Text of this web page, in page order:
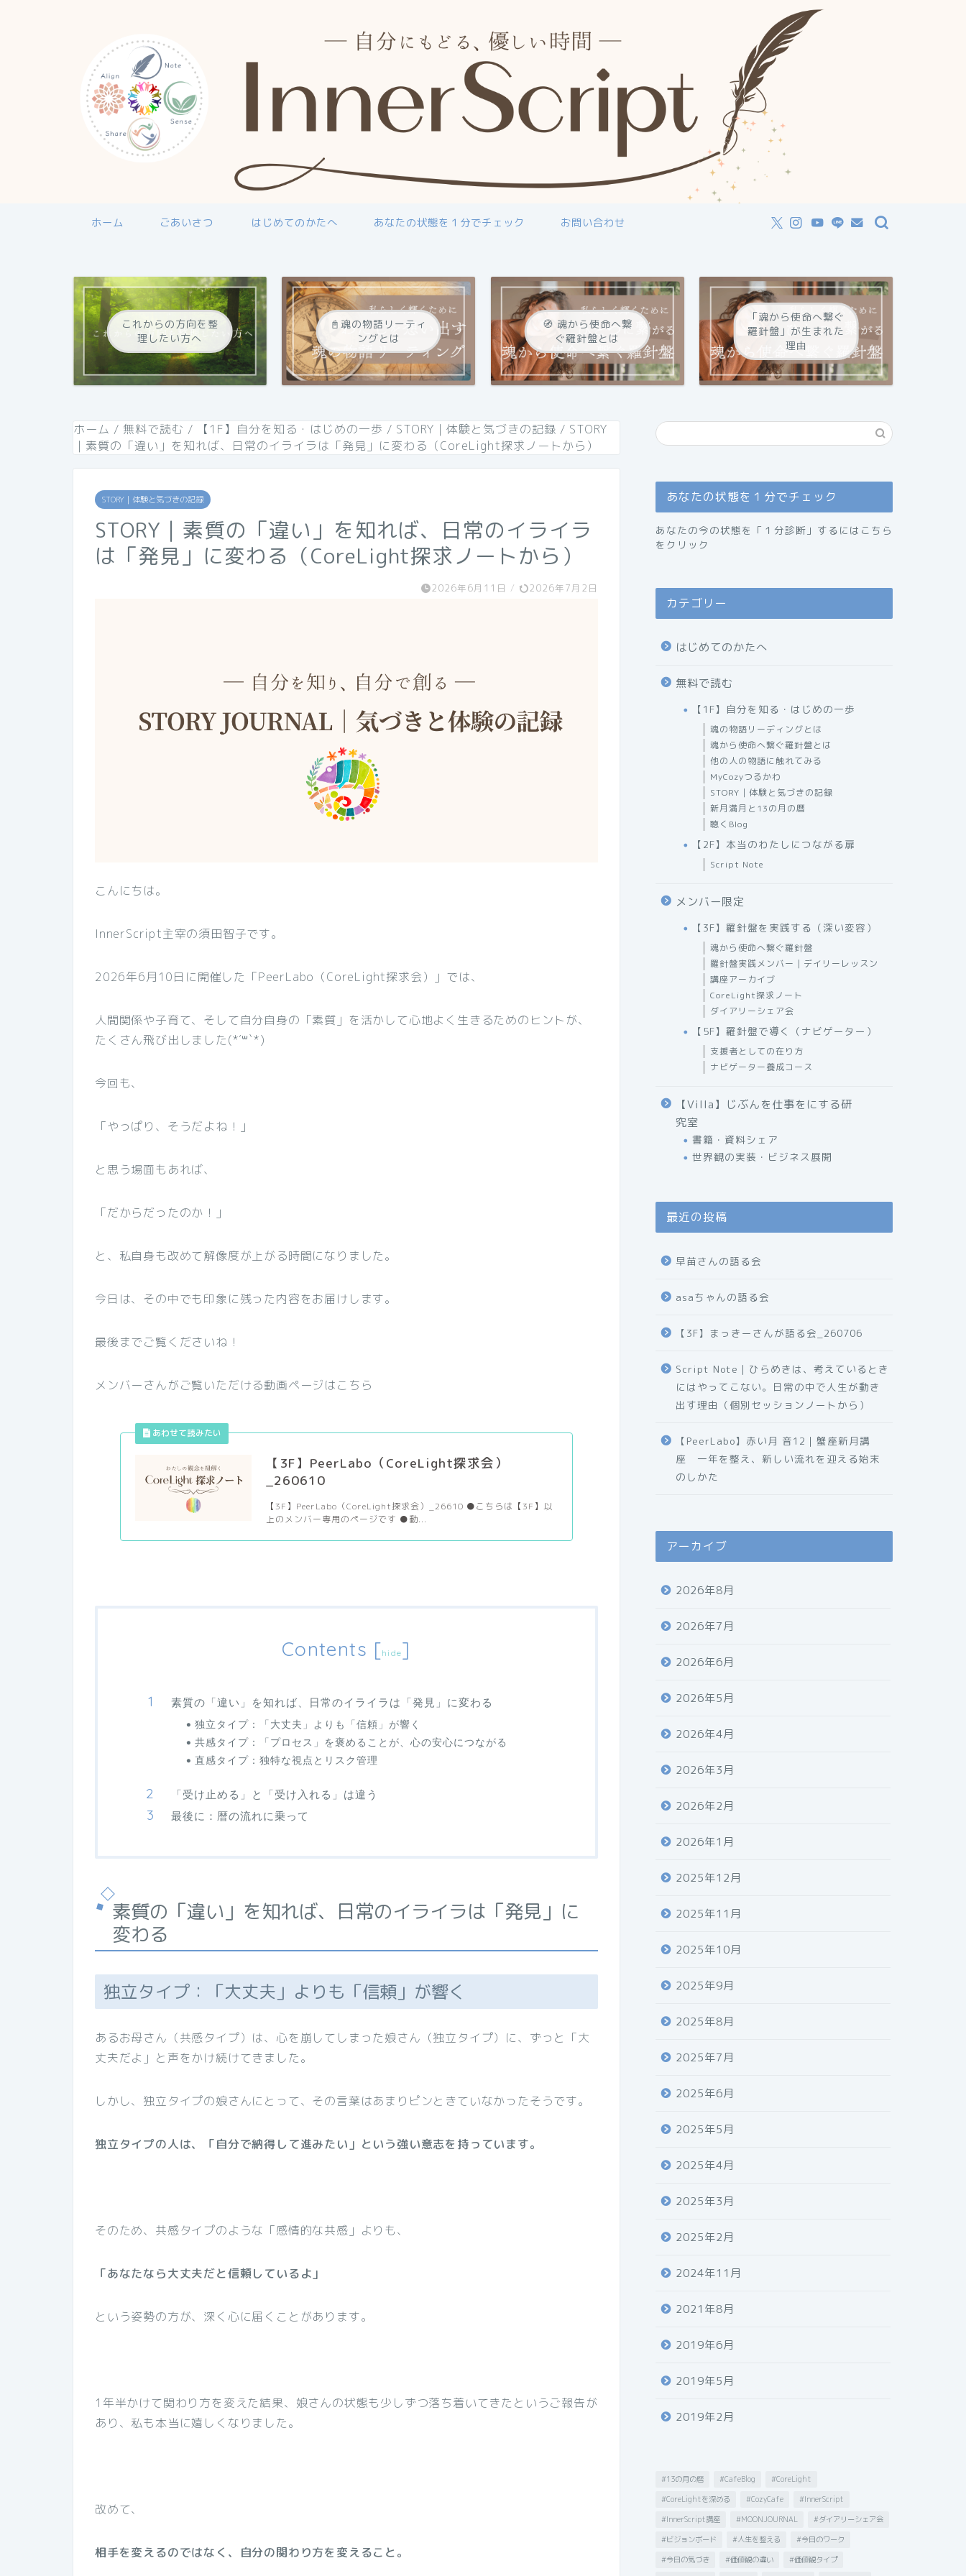
ホーム ごあいさつ はじめてのかたへ あなたの状態を１分でチェック お問い合わせ
これからの方向を整
理したい方へ
📓魂の物語リーティ
ングとは
🧭 魂から使命へ繋
ぐ羅針盤とは
「魂から使命へ繋ぐ
羅針盤」が生まれた
理由
ホーム / 無料で読む / 【1F】自分を知る・はじめの一歩 / STORY｜体験と気づきの記録 / STORY
｜素質の「違い」を知れば、日常のイライラは「発見」に変わる（CoreLight探求ノートから）
STORY｜体験と気づきの記録
STORY｜素質の「違い」を知れば、日常のイライラ
は「発見」に変わる（CoreLight探求ノートから）
2026年6月11日 / 2026年7月2日
こんにちは。
InnerScript主宰の須田智子です。
2026年6月10日に開催した「PeerLabo（CoreLight探求会）」では、
人間関係や子育て、そして自分自身の「素質」を活かして心地よく生きるためのヒントが、
たくさん飛び出しました(*´꒳`*)
今回も、
「やっぱり、そうだよね！」
と思う場面もあれば、
「だからだったのか！」
と、私自身も改めて解像度が上がる時間になりました。
今日は、その中でも印象に残った内容をお届けします。
最後までご覧くださいね！
メンバーさんがご覧いただける動画ページはこちら
【3F】PeerLabo（CoreLight探求会）
_260610
【3F】PeerLabo（CoreLight探求会）_26610 ●こちらは【3F】以
上のメンバー専用のページです ●動...
Contents [hide]
素質の「違い」を知れば、日常のイライラは「発見」に変わる
独立タイプ：「大丈夫」よりも「信頼」が響く
共感タイプ：「プロセス」を褒めることが、心の安心につながる
直感タイプ：独特な視点とリスク管理
「受け止める」と「受け入れる」は違う
最後に：暦の流れに乗って
素質の「違い」を知れば、日常のイライラは「発見」に
変わる
独立タイプ：「大丈夫」よりも「信頼」が響く
あるお母さん（共感タイプ）は、心を崩してしまった娘さん（独立タイプ）に、ずっと「大
丈夫だよ」と声をかけ続けてきました。
しかし、独立タイプの娘さんにとって、その言葉はあまりピンときていなかったそうです。
独立タイプの人は、「自分で納得して進みたい」という強い意志を持っています。
そのため、共感タイプのような「感情的な共感」よりも、
「あなたなら大丈夫だと信頼しているよ」
という姿勢の方が、深く心に届くことがあります。
1年半かけて関わり方を変えた結果、娘さんの状態も少しずつ落ち着いてきたというご報告が
あり、私も本当に嬉しくなりました。
改めて、
相手を変えるのではなく、自分の関わり方を変えること。
あなたの状態を１分でチェック
あなたの今の状態を「１分診断」するにはこちら
をクリック
カテゴリー
はじめてのかたへ
無料で読む
【1F】自分を知る・はじめの一歩
魂の物語リーディングとは
魂から使命へ繋ぐ羅針盤とは
他の人の物語に触れてみる
MyCozyつるかわ
STORY｜体験と気づきの記録
新月満月と13の月の暦
聴くBlog
【2F】本当のわたしにつながる扉
Script Note
メンバー限定
【3F】羅針盤を実践する（深い変容）
魂から使命へ繋ぐ羅針盤
羅針盤実践メンバー｜デイリーレッスン
講座アーカイブ
CoreLight探求ノート
ダイアリーシェア会
【5F】羅針盤で導く（ナビゲーター）
支援者としての在り方
ナビゲーター養成コース
【Villa】じぶんを仕事をにする研
究室
書籍・資料シェア
世界観の実装・ビジネス展開
最近の投稿
早苗さんの語る会
asaちゃんの語る会
【3F】まっきーさんが語る会_260706
Script Note｜ひらめきは、考えているとき
にはやってこない。日常の中で人生が動き
出す理由（個別セッションノートから）
【PeerLabo】赤い月 音12｜蟹座新月講
座 一年を整え、新しい流れを迎える始末
のしかた
アーカイブ
2026年8月
2026年7月
2026年6月
2026年5月
2026年4月
2026年3月
2026年2月
2026年1月
2025年12月
2025年11月
2025年10月
2025年9月
2025年8月
2025年7月
2025年6月
2025年5月
2025年4月
2025年3月
2025年2月
2024年11月
2021年8月
2019年6月
2019年5月
2019年2月
#13の月の暦 #CafeBlog
#CoreLight
#CoreLightを深める
#CozyCafe
#InnerScript
#InnerScript講座
#MOONJOURNAL
#ダイアリーシェア会
#ビジョンボード
#人生を整える
#今日のワーク
#今日の気づき
#価値観の違い
#価値観タイプ